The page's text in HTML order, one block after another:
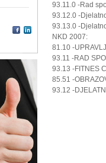
93.11.0 -Rad
93.12.0 -
93.13.0 -
NKD 2007:
81.10 -
93.11 -RAD
93.13 -FITNES
85.51 -
93.12 -